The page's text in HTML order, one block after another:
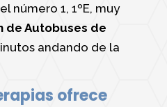
número 1, 1ºE, muy
de Autobuses de
andando de la
ofrece